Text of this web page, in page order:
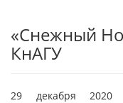
«Снежный
КнАГУ
29 декабря 2020